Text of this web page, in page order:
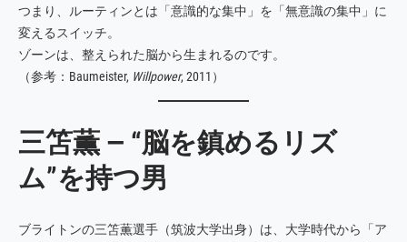
つまり、ルーティンとは「意識的な集中」を「無意識の集中」に
変えるスイッチ。
ゾーンは、整えられた脳から生まれるのです。
（参考：Baumeister, Willpower, 2011）
三笘薫 ― “脳を鎮めるリズ
ム”を持つ男
ブライトンの三笘薫選手（筑波大学出身）は、大学時代から「ア